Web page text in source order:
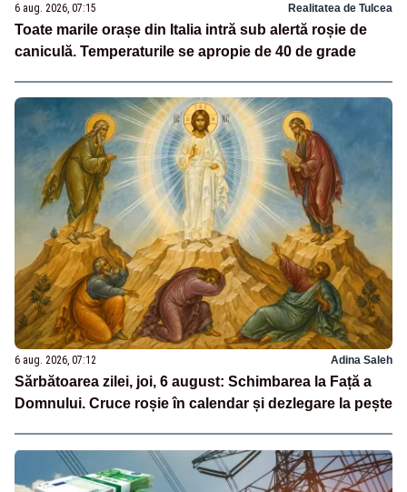
6 aug. 2026, 07:15 Realitatea de Tulcea
Toate marile orașe din Italia intră sub alertă roșie de
caniculă. Temperaturile se apropie de 40 de grade
6 aug. 2026, 07:12 Adina Saleh
Sărbătoarea zilei, joi, 6 august: Schimbarea la Față a
Domnului. Cruce roșie în calendar și dezlegare la pește